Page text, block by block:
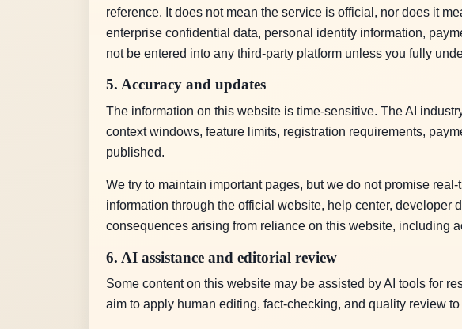
reference. It does not mean the service is official, nor does it
enterprise confidential data, personal identity information,
not be entered into any third-party platform unless you fully
5. Accuracy and updates
The information on this website is time-sensitive. The AI
context windows, feature limits, registration requirements,
published.
We try to maintain important pages, but we do not promise
information through the official website, help center, developer
consequences arising from reliance on this website, including
6. AI assistance and editorial review
Some content on this website may be assisted by AI tools for
aim to apply human editing, fact-checking, and quality review